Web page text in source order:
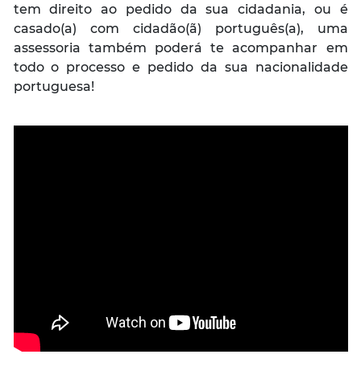
tem direito ao pedido da sua cidadania, ou é
casado(a) com cidadão(ã) português(a), uma
assessoria também poderá te acompanhar em
todo o processo e pedido da sua nacionalidade
portuguesa!